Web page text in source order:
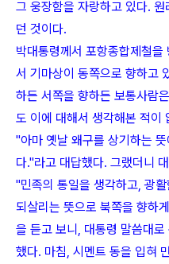
그 웅장함을 자랑하고 있다.
던 것이다.
박대통령께서 포항종합제철
서 기마상이 동쪽으로 향하고
하든 서쪽을 향하든 보통사람
도 이에 대해서 생각해본 적이
"아마 옛날 왜구를 상기하는
다."라고 대답했다. 그랬더니
"민족의 통일을 생각하고, 광
되살리는 뜻으로 북쪽을 향하
을 듣고 보니, 대통령 말씀대
했다. 마침, 시멘트 동을 입혀